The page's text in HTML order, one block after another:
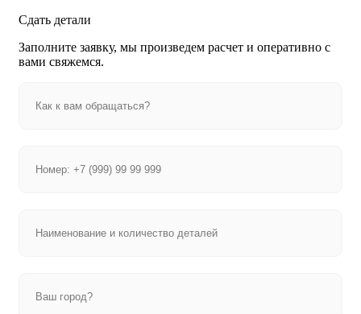
Сдать детали
Заполните заявку, мы произведем расчет и оперативно с
вами свяжемся.